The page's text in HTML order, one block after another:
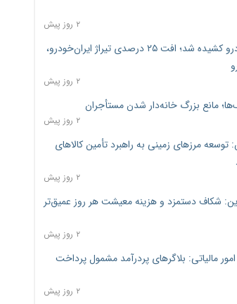
۲ روز پیش
ترمز تولید خودرو کشیده شد؛ افت ۲۵ درصدی تیراژ ایران‌خودرو،
۲ روز پیش
مانع بزرگ خانه‌دار شدن مستأجران
۲ روز پیش
مرزهای زمینی به راهبرد تأمین کالاهای
۲ روز پیش
شکاف دستمزد و هزینه معیشت هر روز عمیق‌تر
۲ روز پیش
مالیاتی: بلاگرهای پردرآمد مشمول پرداخت
۲ روز پیش